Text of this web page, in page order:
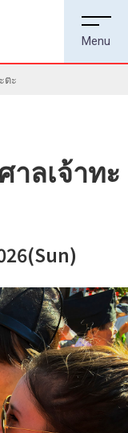
ตะ
าลเจ้าทะ